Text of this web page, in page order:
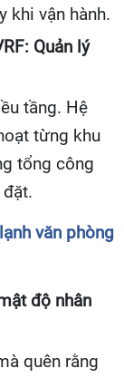
khi vận hành.
Quản lý
tầng. Hệ
từng khu
tổng công
văn phòng
độ nhân
quên rằng